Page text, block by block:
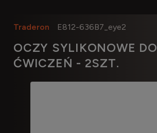
Traderon E812-636B7_eye2
OCZY SYLIKONOWE DO
ĆWICZEŃ - 2SZT.